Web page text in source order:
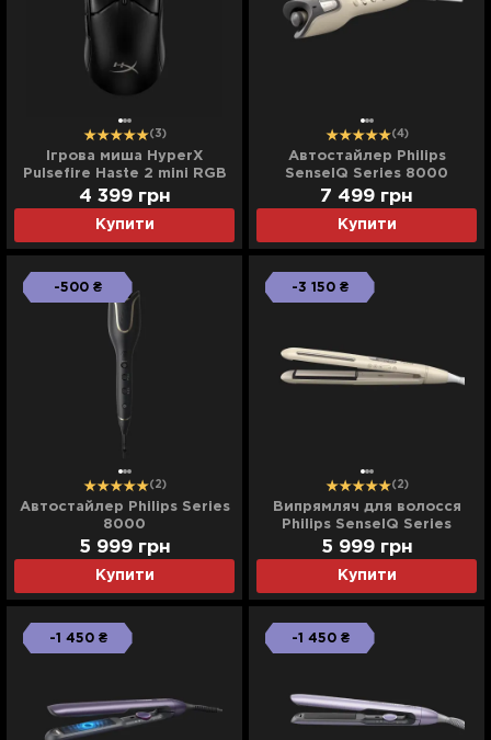
(3)
Ігрова миша HyperX
Pulsefire Haste 2 mini RGB
USB-A/WL/BT (Black) (UA)
Купити
4 399 грн
(4)
Автостайлер Philips
SenseIQ Series 8000
Купити
7 499 грн
-500 ₴
(2)
Автостайлер Philips Series
8000
Купити
5 999 грн
-3 150 ₴
(2)
Випрямляч для волосся
Philips SenseIQ Series
8000
Купити
5 999 грн
-1 450 ₴ -1 450 ₴